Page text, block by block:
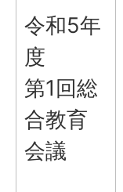
令和5年
度
第1回総
合教育
会議